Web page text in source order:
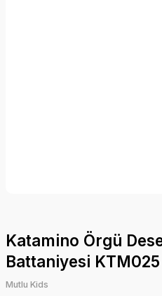
Katamino Örgü
Battaniyesi
Mutlu Kids